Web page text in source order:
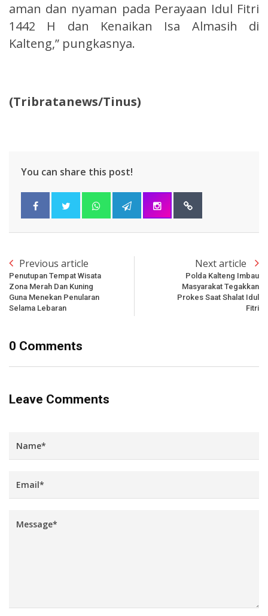
aman dan nyaman pada Perayaan Idul Fitri
1442 H dan Kenaikan Isa Almasih di
Kalteng,” pungkasnya.
(Tribratanews/Tinus)
You can share this post!
Previous article
Penutupan Tempat Wisata
Zona Merah Dan Kuning
Guna Menekan Penularan
Selama Lebaran
Next article
Polda Kalteng Imbau
Masyarakat Tegakkan
Prokes Saat Shalat Idul
Fitri
0 Comments
Leave Comments